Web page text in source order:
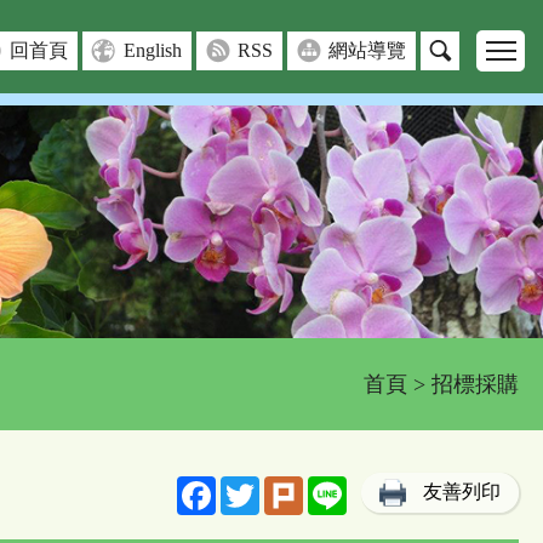
回首頁 English RSS 網站導覽
首頁 > 招標採購
FacebookTwitterPlurk Line 友善列印